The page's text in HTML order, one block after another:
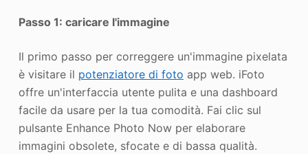
Passo 1: caricare l'immagine
Il primo passo per correggere un'immagine pixelata
è visitare il potenziatore di foto app web. iFoto
offre un'interfaccia utente pulita e una dashboard
facile da usare per la tua comodità. Fai clic sul
pulsante Enhance Photo Now per elaborare
immagini obsolete, sfocate e di bassa qualità.